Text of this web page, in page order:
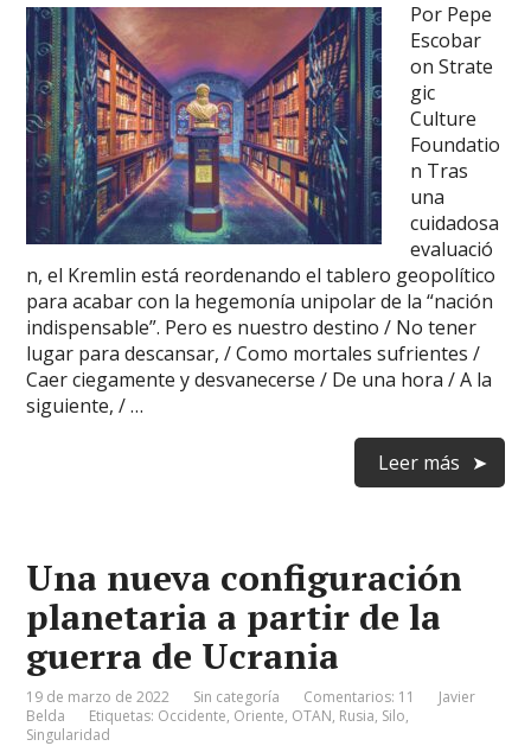
Por Pepe
Escobar
on Strate
gic
Culture
Foundatio
n Tras
una
cuidadosa
evaluació
n, el Kremlin está reordenando el tablero geopolítico
para acabar con la hegemonía unipolar de la “nación
indispensable”. Pero es nuestro destino / No tener
lugar para descansar, / Como mortales sufrientes /
Caer ciegamente y desvanecerse / De una hora / A la
siguiente, / …
Leer más
Una nueva configuración
planetaria a partir de la
guerra de Ucrania
19 de marzo de 2022 Sin categoría Comentarios: 11
Javier
Belda
Etiquetas: Occidente, Oriente, OTAN, Rusia, Silo,
Singularidad